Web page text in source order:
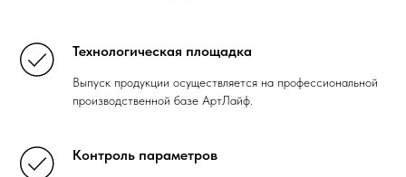
Технологическая площадка
Выпуск продукции осуществляется на профессиональной
производственной базе АртЛайф.
Контроль параметров